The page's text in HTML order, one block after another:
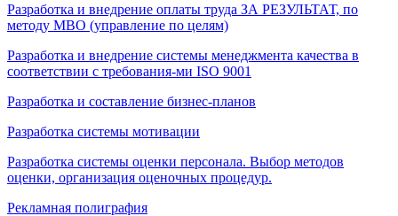
Разработка и внедрение оплаты труда ЗА РЕЗУЛЬТАТ, по
методу МВО (управление по целям)
Разработка и внедрение системы менеджмента качества в
соответствии с требования-ми ISO 9001
Разработка и составление бизнес-планов
Разработка системы мотивации
Разработка системы оценки персонала. Выбор методов
оценки, организация оценочных процедур.
Рекламная полиграфия